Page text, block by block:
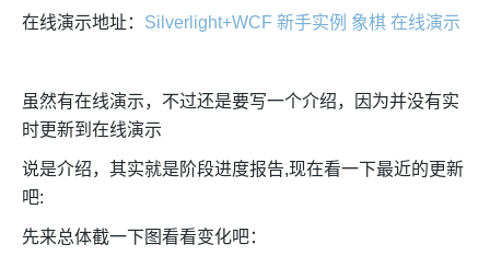
在线演示地址： Silverlight+WCF 新手实例 象棋 在线演示
虽然有在线演示，不过还是要写一个介绍，因为并没有实
时更新到在线演示
说是介绍，其实就是阶段进度报告,现在看一下最近的更新
吧:
先来总体截一下图看看变化吧：